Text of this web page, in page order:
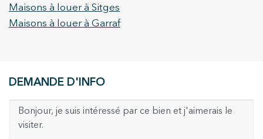
Maisons à louer à Sitges
Maisons à louer à Garraf
DEMANDE D'INFO